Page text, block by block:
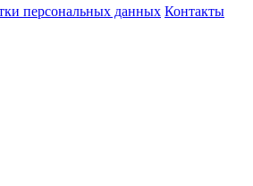
персональных данных Контакты